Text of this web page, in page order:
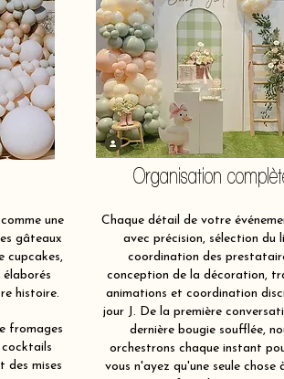
une
gâteaux
cupcakes,
histoire.
fromages
cocktails
des mises
Organisation
Chaque détail de votre
avec précision, sélection du
coordination des
conception de la décoration,
animations et coordination
jour J. De la première
dernière bougie soufflée,
orchestrons chaque instant
vous n'ayez qu'une seule chose